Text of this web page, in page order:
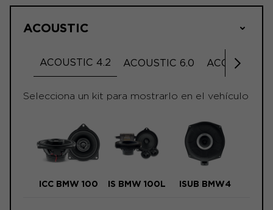
ACOUSTIC
ACOUSTIC 4.2 ACOUSTIC 6.0
ACOUSTIC
Selecciona un kit para mostrarlo en el vehículo
ICC BMW 100 IS BMW 100L ISUB BMW4